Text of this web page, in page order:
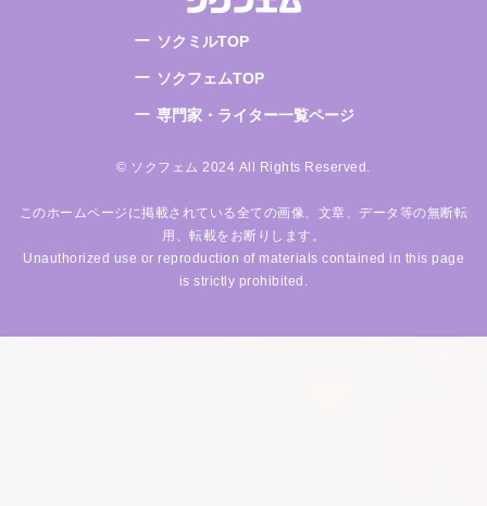
ソクミルTOP
ソクフェムTOP
専門家・ライター一覧ページ
© ソクフェム 2024 All Rights Reserved.
このホームページに掲載されている全ての画像、文章、データ等の無断転
用、転載をお断りします。
Unauthorized use or reproduction of materials contained in this page
is strictly prohibited.